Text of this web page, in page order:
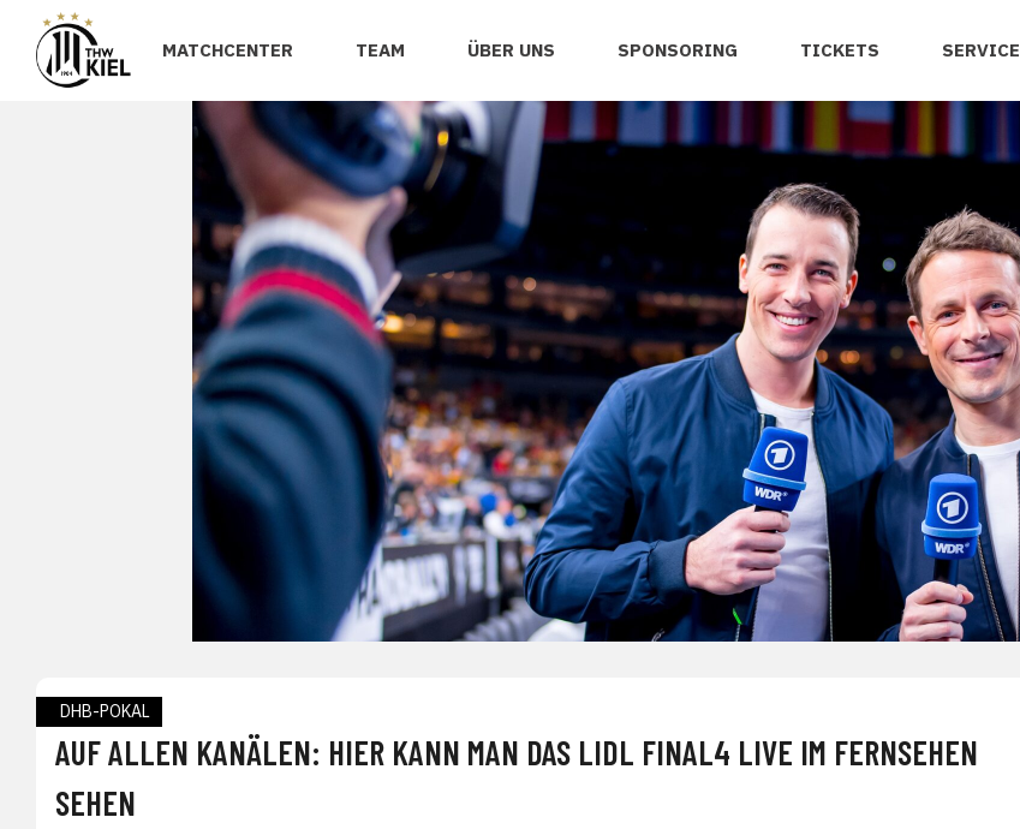
MATCHCENTER TEAM ÜBER UNS SPONSORING TICKETS SERVICE
DHB-POKAL
AUF ALLEN KANÄLEN: HIER KANN MAN DAS LIDL FINAL4 LIVE IM FERNSEHEN
SEHEN